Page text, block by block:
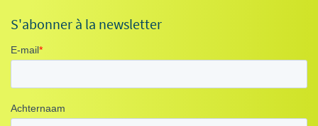
S'abonner à la newsletter